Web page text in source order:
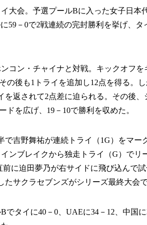
大会。予選プールBに入った女子日本
59－0で2戦連続の完封勝利を挙げ、タ
コン・チャイナと対戦。キックオフを
の後も1トライを追加し12点を得る。
を返されて2点差に迫られる。その後
を広げ、19－10で勝利を収めた。
吉野舞祐が連続トライ（1G）をマー
ンブレイクから独走トライ（G）でリ
に迫田夢乃が右サイドに飛び込んで
サクラセブンズがシリーズ最終大会
タイに40－0、UAEに34－12、中国